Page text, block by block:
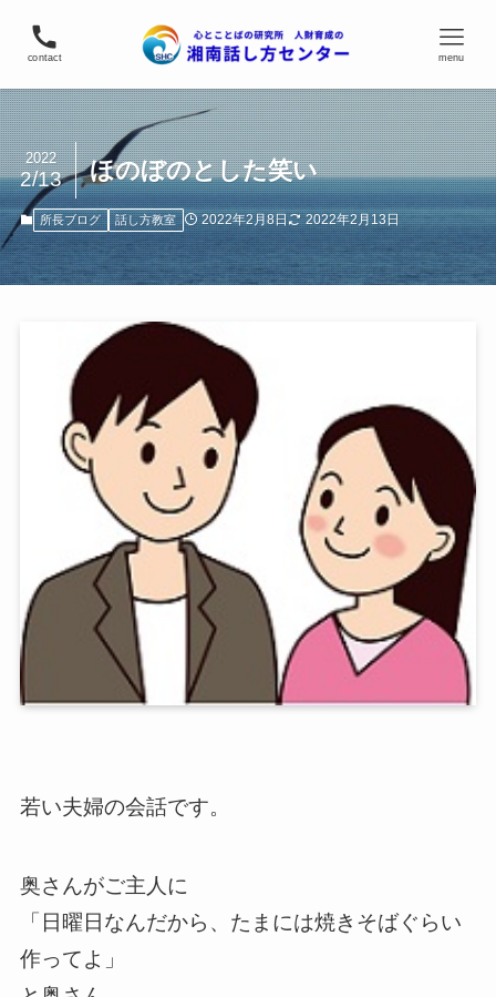
contact menu
ほのぼのとした笑い
2022
2/13
所長ブログ 話し方教室 2022年2月8日 2022年2月13日
若い夫婦の会話です。
奥さんがご主人に
「日曜日なんだから、たまには焼きそばぐらい
作ってよ」